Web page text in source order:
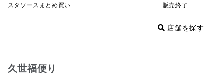
スタソースまとめ買い
販売終了
店舗を探す
久世福便り